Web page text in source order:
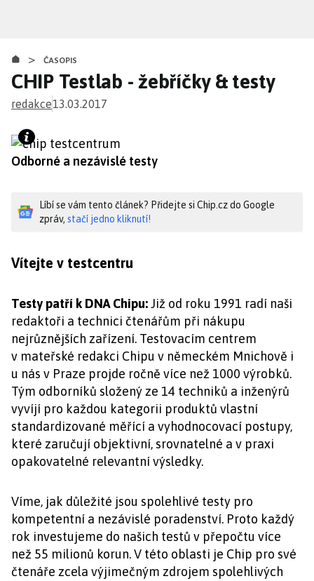
obsahu
> ČASOPIS
CHIP Testlab - žebříčky & testy
redakce13.03.2017
Odborné a nezávislé testy
Líbí se vám tento článek? Přidejte si Chip.cz do Google
zpráv, stačí jedno kliknutí!
Vítejte v testcentru
Testy patří k DNA Chipu:Již od roku 1991 radí naši
redaktoři a technici čtenářům při nákupu
nejrůznějších zařízení. Testovacím centrem
v mateřské redakci Chipu v německém Mnichově i
u nás v Praze projde ročně více než 1000 výrobků.
Tým odborníků složený ze 14 techniků a inženýrů
vyvíjí pro každou kategorii produktů vlastní
standardizované měřící a vyhodnocovací postupy,
které zaručují objektivní, srovnatelné a v praxi
opakovatelné relevantní výsledky.
Víme, jak důležité jsou spolehlivé testy pro
kompetentní a nezávislé poradenství. Proto každý
rok investujeme do našich testů v přepočtu více
než 55 milionů korun. V této oblasti je Chip pro své
čtenáře zcela výjimečným zdrojem spolehlivých